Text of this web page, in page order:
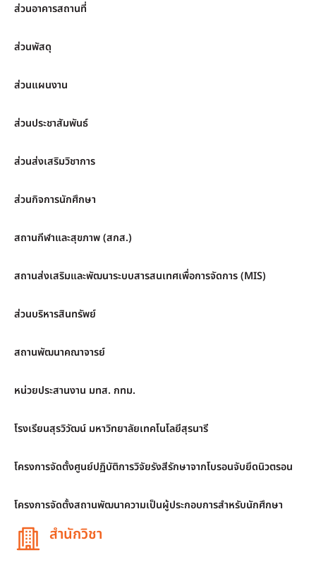
ส่วนอาคารสถานที่
ส่วนพัสดุ
ส่วนแผนงาน
ส่วนประชาสัมพันธ์
ส่วนส่งเสริมวิชาการ
ส่วนกิจการนักศึกษา
สถานกีฬาและสุขภาพ (สกส.)
สถานส่งเสริมและพัฒนาระบบสารสนเทศเพื่อการจัดการ (MIS)
ส่วนบริหารสินทรัพย์
สถานพัฒนาคณาจารย์
หน่วยประสานงาน มทส. กทม.
โรงเรียนสุรวิวัฒน์ มหาวิทยาลัยเทคโนโลยีสุรนารี
โครงการจัดตั้งศูนย์ปฏิบัติการวิจัยรังสีรักษาจากโบรอนจับยึดนิวตรอน
โครงการจัดตั้งสถานพัฒนาความเป็นผู้ประกอบการสำหรับนักศึกษา
สำนักวิชา